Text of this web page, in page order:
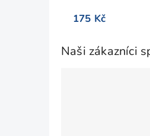
je
z
175 Kč
Naši zákazníci